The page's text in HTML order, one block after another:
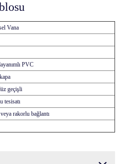
Vana
PVC
geçişli
tesisatı
veya rakorlu bağlantı